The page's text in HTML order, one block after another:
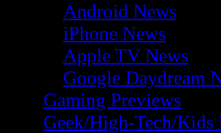
Android News
iPhone News
Apple TV News
Google Daydream
Gaming Previews
Geek/High-Tech/Kids